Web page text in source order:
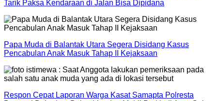
Tarik Paksa Kendaraan di Jalan Bisa Dipidana
Papa Muda di Balantak Utara Segera Disidang Kasus
Pencabulan Anak Masuk Tahap II Kejaksaan
Respon Cepat Laporan Warga Kasat Samapta Polresta